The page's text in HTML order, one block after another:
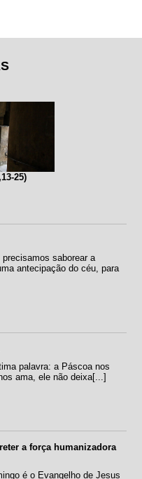
25)
saborear a
antecipação do céu, para
palavra: a Páscoa nos
ama, ele não deixa[...]
a força humanizadora
é o Evangelho de Jesus